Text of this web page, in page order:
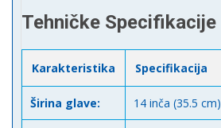
Tehničke Specifikacije
Karakteristika Specifikacija
Širina glave: 14 inča (35.5 cm)